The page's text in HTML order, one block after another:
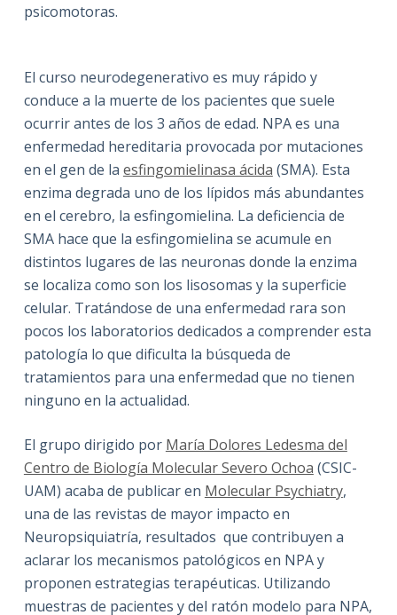
psicomotoras.
El curso neurodegenerativo es muy rápido y
conduce a la muerte de los pacientes que suele
ocurrir antes de los 3 años de edad. NPA es una
enfermedad hereditaria provocada por mutaciones
en el gen de la esfingomielinasa ácida (SMA). Esta
enzima degrada uno de los lípidos más abundantes
en el cerebro, la esfingomielina. La deficiencia de
SMA hace que la esfingomielina se acumule en
distintos lugares de las neuronas donde la enzima
se localiza como son los lisosomas y la superficie
celular. Tratándose de una enfermedad rara son
pocos los laboratorios dedicados a comprender esta
patología lo que dificulta la búsqueda de
tratamientos para una enfermedad que no tienen
ninguno en la actualidad.
El grupo dirigido por María Dolores Ledesma del
Centro de Biología Molecular Severo Ochoa (CSIC-
UAM) acaba de publicar en Molecular Psychiatry,
una de las revistas de mayor impacto en
Neuropsiquiatría, resultados que contribuyen a
aclarar los mecanismos patológicos en NPA y
proponen estrategias terapéuticas. Utilizando
muestras de pacientes y del ratón modelo para NPA,